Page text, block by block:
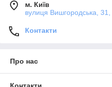
м. Київ
вулиця Вишгородська, 31,
Контакти
Про нас